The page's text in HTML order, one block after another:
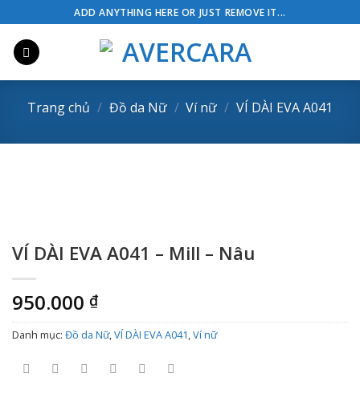
to
content
ADD ANYTHING HERE OR JUST REMOVE IT...
Trang chủ / Đồ da Nữ / Ví nữ / VÍ DÀI EVA A041
VÍ DÀI EVA A041 – Mill – Nâu
950.000 ₫
Danh mục: Đồ da Nữ, VÍ DÀI EVA A041 Ví nữ